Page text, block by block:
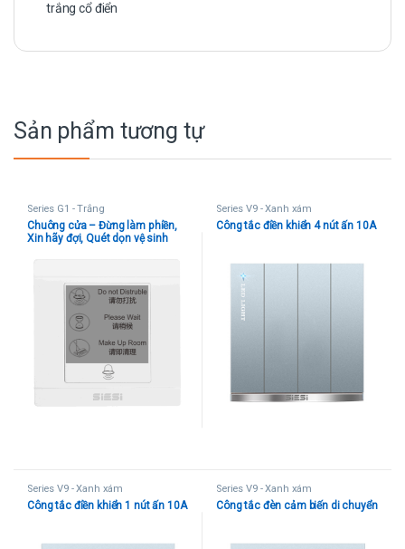
trắng cổ điển
Sản phẩm tương tự
Series G1 - Trắng
Chuông cửa – Đừng làm phiền,
Xin hãy đợi, Quét dọn vệ sinh
Series V9 - Xanh xám
Công tắc điền khiển 4 nút ấn 10A
Series V9 - Xanh xám
Công tắc điền khiển 1 nút ấn 10A
Series V9 - Xanh xám
Công tắc đèn cảm biến di chuyển